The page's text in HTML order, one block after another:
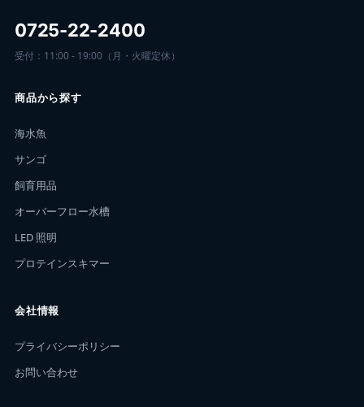
0725-22-2400
受付：11:00 - 19:00（月・火曜定休）
商品から探す
海水魚
サンゴ
飼育用品
オーバーフロー水槽
LED 照明
プロテインスキマー
会社情報
プライバシーポリシー
お問い合わせ